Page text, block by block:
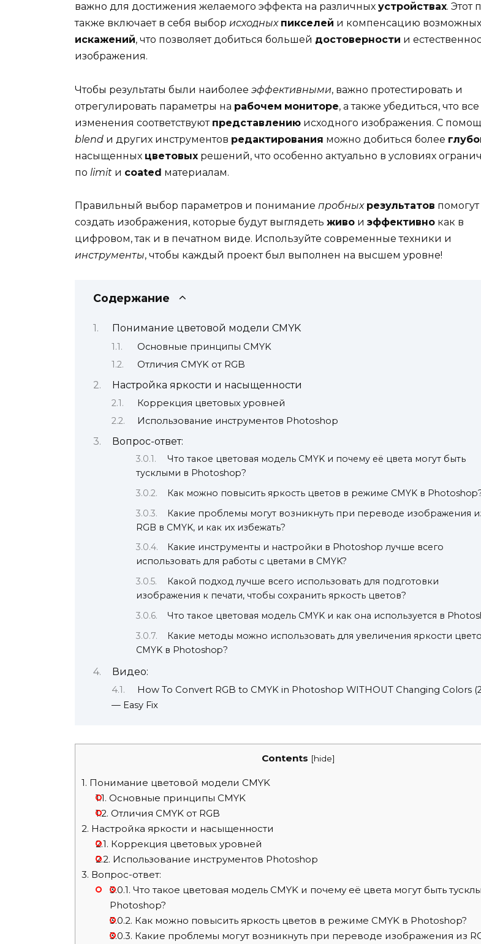
важно для достижения желаемого эффекта на различных устройствах. Этот
также включает в себя выбор исходных пикселей и компенсацию возможных
искажений, что позволяет добиться большей достоверности и
изображения.
Чтобы результаты были наиболее эффективными, важно протестировать и
отрегулировать параметры на рабочем мониторе, а также убедиться, что все
изменения соответствуют представлению исходного изображения. С
blend и других инструментов редактирования можно добиться более
насыщенных цветовых решений, что особенно актуально в условиях
по limit и coated материалам.
Правильный выбор параметров и понимание пробных результатов
создать изображения, которые будут выглядеть живо и эффективно как в
цифровом, так и в печатном виде. Используйте современные техники и
инструменты, чтобы каждый проект был выполнен на высшем уровне!
Содержание
Понимание цветовой модели CMYK
Основные принципы CMYK
Отличия CMYK от RGB
Настройка яркости и насыщенности
Коррекция цветовых уровней
Использование инструментов Photoshop
Вопрос-ответ:
Что такое цветовая модель CMYK и почему её цвета могут быть
тусклыми в Photoshop?
Как можно повысить яркость цветов в режиме CMYK в
Какие проблемы могут возникнуть при переводе изображения
RGB в CMYK, и как их избежать?
Какие инструменты и настройки в Photoshop лучше всего
использовать для работы с цветами в CMYK?
Какой подход лучше всего использовать для подготовки
изображения к печати, чтобы сохранить яркость цветов?
Что такое цветовая модель CMYK и как она используется в
Какие методы можно использовать для увеличения яркости
CMYK в Photoshop?
Видео:
How To Convert RGB to CMYK in Photoshop WITHOUT Changing Colors
— Easy Fix
Contents [hide]
1. Понимание цветовой модели CMYK
1.1. Основные принципы CMYK
1.2. Отличия CMYK от RGB
2. Настройка яркости и насыщенности
2.1. Коррекция цветовых уровней
2.2. Использование инструментов Photoshop
3. Вопрос-ответ:
3.0.1. Что такое цветовая модель CMYK и почему её цвета могут быть
Photoshop?
3.0.2. Как можно повысить яркость цветов в режиме CMYK в Photoshop?
3.0.3. Какие проблемы могут возникнуть при переводе изображения из